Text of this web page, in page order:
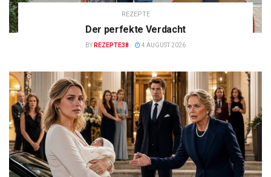
REZEPTE
Der perfekte Verdacht
BY REZEPTE38 4 AUGUST 2026